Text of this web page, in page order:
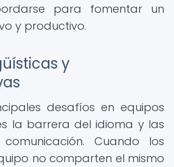
para fomentar un
y productivo.
y
desafíos en equipos
la barrera del idioma y las
Cuando los
no comparten el mismo